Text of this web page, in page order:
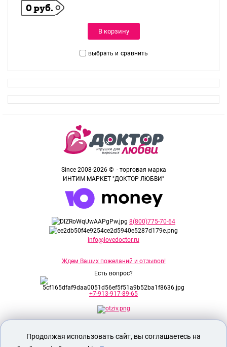
0 руб.
В корзину
выбрать и сравнить
Since 2008-2026 © - торговая марка
ИНТИМ МАРКЕТ "ДОКТОР ЛЮБВИ"
8(800)775-70-64
info@lovedoctor.ru
Ждем Ваших пожеланий и отзывов!
Есть вопрос?
+7-913-917-89-65
исключительно для лиц старше 18 лет!
Продолжая использовать сайт, вы соглашаетесь на